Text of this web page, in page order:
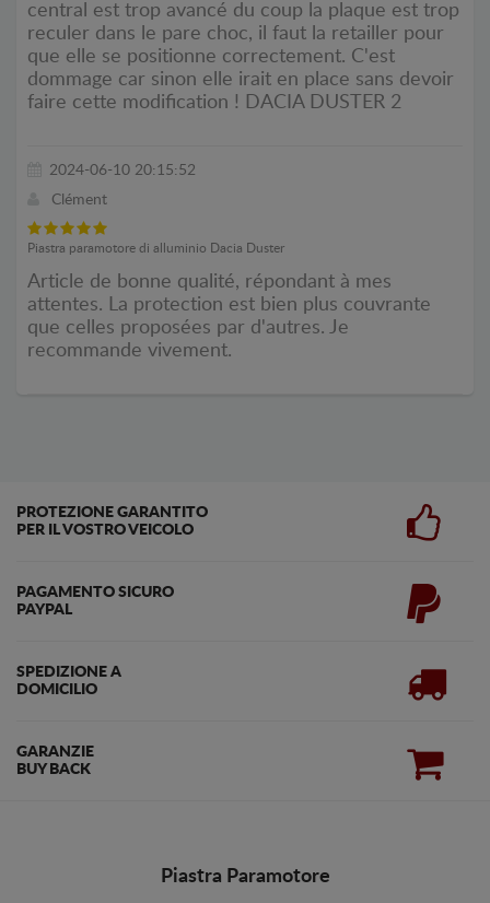
central est trop avancé du coup la plaque est trop
reculer dans le pare choc, il faut la retailler pour
que elle se positionne correctement. C'est
dommage car sinon elle irait en place sans devoir
faire cette modification ! DACIA DUSTER 2
2024-06-10 20:15:52
Clément
Piastra paramotore di alluminio Dacia Duster
Article de bonne qualité, répondant à mes
attentes. La protection est bien plus couvrante
que celles proposées par d'autres. Je
recommande vivement.
PROTEZIONE GARANTITO
PER IL VOSTRO VEICOLO
PAGAMENTO SICURO
PAYPAL
SPEDIZIONE A
DOMICILIO
GARANZIE
BUY BACK
Piastra Paramotore